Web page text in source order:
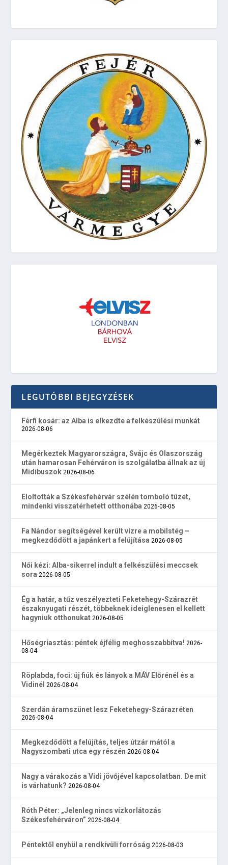
LEGUTÓBBI BEJEGYZÉSEK
Férfi kosár: az Alba is elkezdte a felkészülési munkát
2026-08-06
Megérkeztek Magyarországra, Svájc és Olaszország
után hamarosan Fehérváron is szolgálatba állnak az új
Midibuszok 2026-08-06
Eloltották a Székesfehérvár szélén tomboló tüzet,
mindenki visszatérhetett otthonába 2026-08-05
Fa Nándor segítségével került vízre a mobilstég –
megkezdődött a japánkert a felújítása 2026-08-05
Női kézi: Alba-sikerrel indult a felkészülési meccsek
sora 2026-08-05
Ég a határ, a tűz veszélyezteti Feketehegy-Szárazrét
északnyugati részét, többeknek ideiglenesen el kellett
hagyniuk otthonukat 2026-08-05
Hőségriasztás: péntek éjfélig meghosszabbítva! 2026-
08-04
Röplabda, foci: új fiúk és lányok a MÁV Előrénél és a
Vidinél 2026-08-04
Szerdán áramszünet lesz Feketehegy-Szárazréten
2026-08-04
Megkezdődött a felújítás, teljes útzár mától a
Nagyszombati utca egy részén 2026-08-04
Nagy a várakozás a Vidi jövőjével kapcsolatban. De mit
is várhatunk? 2026-08-04
Róth Péter: „Jelenleg nincs vízkorlátozás
Székesfehérváron” 2026-08-04
Péntektől enyhül a rendkívüli forróság 2026-08-03